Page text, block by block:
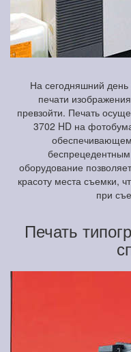
На сегодняшний
печати
превзойти. Печать
3702 HD на
обеспечивающем
оборудование
красоту места съемки,
при
Печать